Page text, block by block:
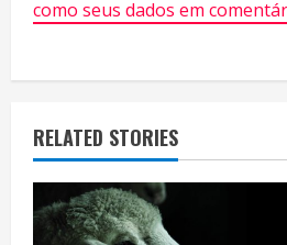
R
d
i
como seus dados em
RELATED STORIES